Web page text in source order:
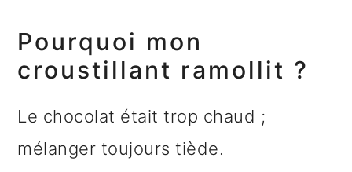
Pourquoi mon
croustillant ramollit ?
Le chocolat était trop chaud ;
mélanger toujours tiède.